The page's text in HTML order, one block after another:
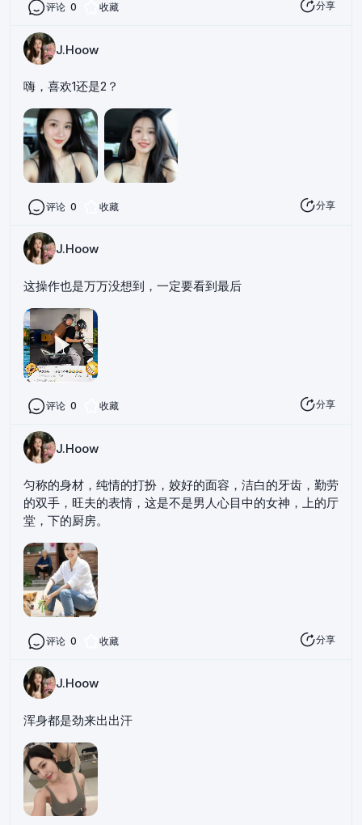
评论 0 收藏 分享
J.Hoow
嗨，喜欢1还是2？
评论 0 收藏 分享
J.Hoow
这操作也是万万没想到，一定要看到最后
评论 0 收藏 分享
J.Hoow
匀称的身材，纯情的打扮，姣好的面容，洁白的牙齿，勤劳
的双手，旺夫的表情，这是不是男人心目中的女神，上的厅
堂，下的厨房。
评论 0 收藏 分享
J.Hoow
浑身都是劲来出出汗